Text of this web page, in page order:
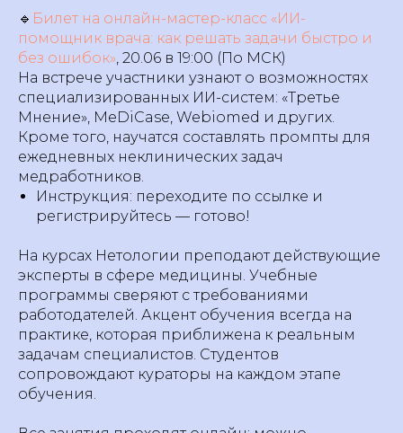
🔹 Билет на онлайн-мастер-класс «ИИ-
помощник врача: как решать задачи быстро и
без ошибок», 20.06 в 19:00 (По МСК)
На встрече участники узнают о возможностях
специализированных ИИ-систем: «Третье
Мнение», MeDiCase, Webiomed и других.
Кроме того, научатся составлять промпты для
ежедневных неклинических задач
медработников.
Инструкция: переходите по ссылке и
регистрируйтесь — готово!
На курсах Нетологии преподают действующие
эксперты в сфере медицины. Учебные
программы сверяют с требованиями
работодателей. Акцент обучения всегда на
практике, которая приближена к реальным
задачам специалистов. Студентов
сопровождают кураторы на каждом этапе
обучения.